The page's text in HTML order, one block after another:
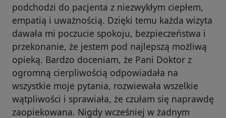
podchodzi do pacjenta z niezwykłym ciepłem,
empatią i uważnością. Dzięki temu każda wizyta
dawała mi poczucie spokoju, bezpieczeństwa i
przekonanie, że jestem pod najlepszą możliwą
opieką. Bardzo doceniam, że Pani Doktor z
ogromną cierpliwością odpowiadała na
wszystkie moje pytania, rozwiewała wszelkie
wątpliwości i sprawiała, że czułam się naprawdę
zaopiekowana. Nigdy wcześniej w żadnym